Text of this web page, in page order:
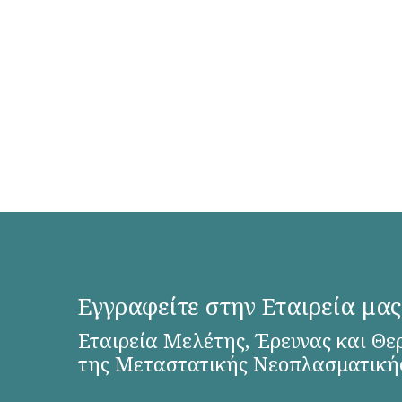
Εγγραφείτε στην Εταιρεία μας
Εταιρεία Μελέτης, Έρευνας και
της Μεταστατικής